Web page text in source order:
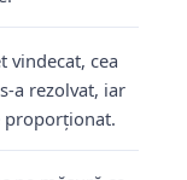
vindecat, cea
a rezolvat, iar
proporționat.